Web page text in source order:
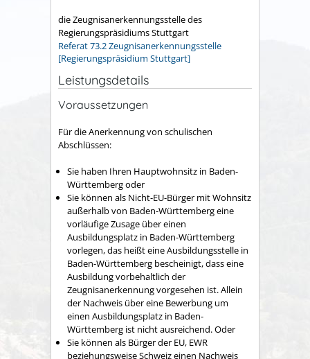
die Zeugnisanerkennungsstelle des
Regierungspräsidiums Stuttgart
Referat 73.2 Zeugnisanerkennungsstelle
[Regierungspräsidium Stuttgart]
Leistungsdetails
Voraussetzungen
Für die Anerkennung von schulischen
Abschlüssen:
Sie haben Ihren Hauptwohnsitz in Baden-
Württemberg oder
Sie können als Nicht-EU-Bürger mit Wohnsitz
außerhalb von Baden-Württemberg eine
vorläufige Zusage über einen
Ausbildungsplatz in Baden-Württemberg
vorlegen, das heißt eine Ausbildungsstelle in
Baden-Württemberg bescheinigt, dass eine
Ausbildung vorbehaltlich der
Zeugnisanerkennung vorgesehen ist. Allein
der Nachweis über eine Bewerbung um
einen Ausbildungsplatz in Baden-
Württemberg ist nicht ausreichend. Oder
Sie können als Bürger der EU, EWR
beziehungsweise Schweiz einen Nachweis